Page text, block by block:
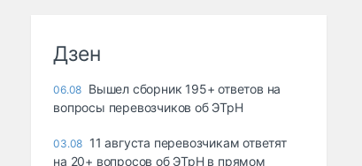
Дзен
06.08 Вышел сборник 195+ ответов на
вопросы перевозчиков об ЭТрН
03.08 11 августа перевозчикам ответят
на 20+ вопросов об ЭТрН в прямом